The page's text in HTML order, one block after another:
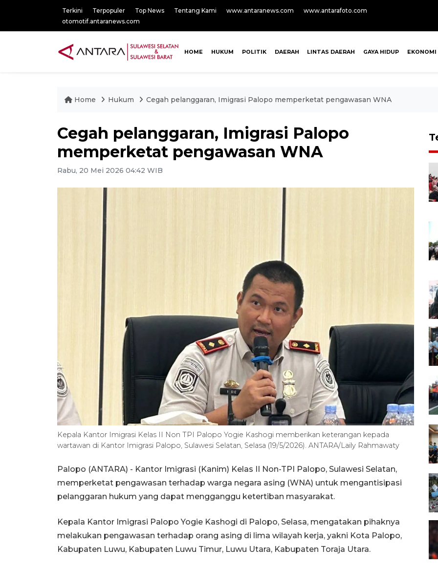
Terkini Terpopuler Top News Tentang Kami www.antaranews.com
www.antarafoto.com
otomotif.antaranews.com
HOME HUKUM POLITIK DAERAH LINTAS DAERAH GAYA HIDUP EKONOMI
Home Hukum Cegah pelanggaran, Imigrasi Palopo memperketat pengawasan WNA
Cegah pelanggaran, Imigrasi Palopo
memperketat pengawasan WNA
Rabu, 20 Mei 2026 04:42 WIB
Kepala Kantor Imigrasi Kelas II Non TPI Palopo Yogie Kashogi memberikan keterangan kepada
wartawan di Kantor Imigrasi Palopo, Sulawesi Selatan, Selasa (19/5/2026). ANTARA/Laily Rahmawaty
Palopo (ANTARA) - Kantor Imigrasi (Kanim) Kelas II Non-TPI Palopo, Sulawesi Selatan,
memperketat pengawasan terhadap warga negara asing (WNA) untuk mengantisipasi
pelanggaran hukum yang dapat mengganggu ketertiban masyarakat.
Kepala Kantor Imigrasi Palopo Yogie Kashogi di Palopo, Selasa, mengatakan pihaknya
melakukan pengawasan terhadap orang asing di lima wilayah kerja, yakni Kota Palopo,
Kabupaten Luwu, Kabupaten Luwu Timur, Luwu Utara, Kabupaten Toraja Utara.